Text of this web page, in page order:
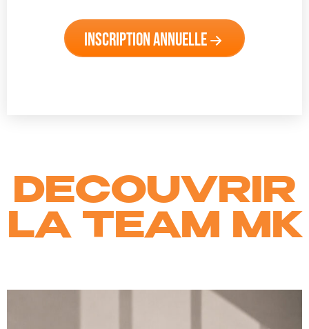
Inscription annuelle
DECOUVRIR
LA TEAM MK